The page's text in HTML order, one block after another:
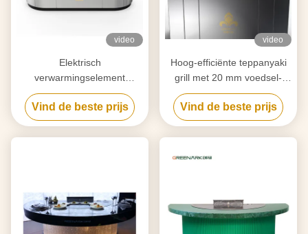
video
Elektrisch
verwarmingselement
teppanyaki grill tafel voor
zuivering op maat van uw
behoeften
Vind de beste prijs
video
Hoog-efficiënte teppanyaki
grill met 20 mm voedsel-
grade legering staal
countertop & slimme
verwarming
Vind de beste prijs